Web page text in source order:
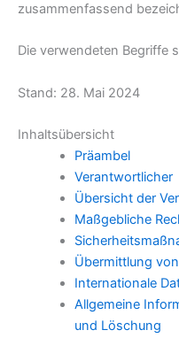
zusammenfassend
Die verwendeten Begriffe
Stand: 28. Mai 2024
Inhaltsübersicht
Präambel
Verantwortlicher
Übersicht der
Maßgebliche
Übermittlung
Internationale
Allgemeine
und Löschung